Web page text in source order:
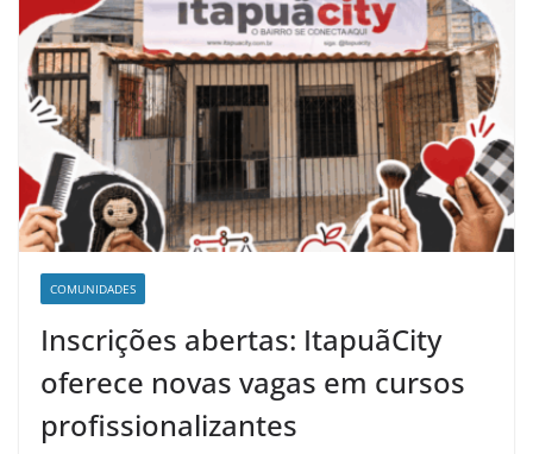
COMUNIDADES
Inscrições abertas: ItapuãCity
oferece novas vagas em cursos
profissionalizantes